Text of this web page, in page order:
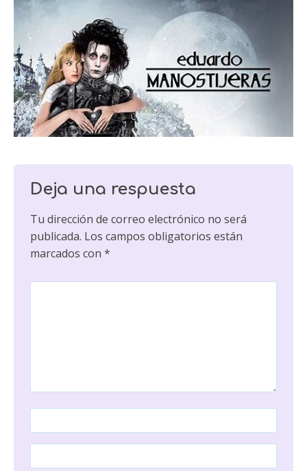
Deja una respuesta
Tu dirección de correo electrónico no será
publicada. Los campos obligatorios están
marcados con *